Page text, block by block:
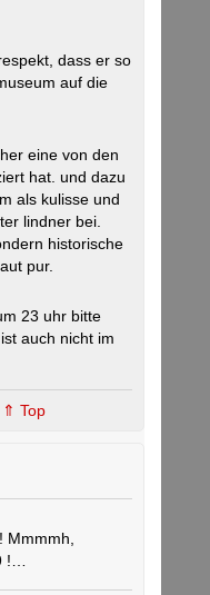
dass er so
auf die
eine von den
hat. und dazu
als kulisse und
lindner bei.
historische
pur.
23 uhr bitte
auch nicht im
⇑ Top
Mmmmh,
!…